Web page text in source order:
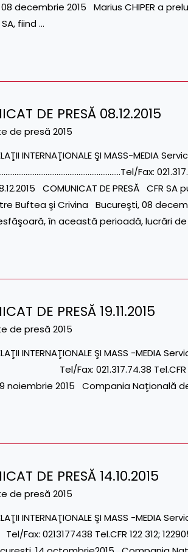
decembrie 2015 Marius CHIPER a
fiind …
DE PRESĂ 08.12.2015
de presă 2015
INTERNAŢIONALE ŞI MASS-MEDIA
Fax:
COMUNICAT DE PRESĂ CFR
Buftea şi Crivina Bucureşti, 08
în această perioadă, lucrări
DE PRESĂ 19.11.2015
de presă 2015
INTERNAŢIONALE ŞI MASS -
021.317.74.38 Tel.CFR
noiembrie 2015 Compania Naţională
DE PRESĂ 14.10.2015
de presă 2015
INTERNAŢIONALE ŞI MASS -
Tel.CFR 122 312; 122905